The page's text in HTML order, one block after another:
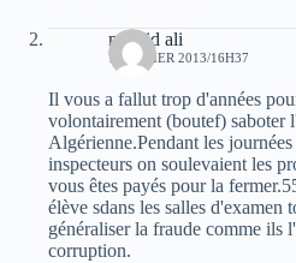
madjid ali
7 JANVIER 2013/16H37
Il vous a fallut trop d'années
volontairement (boutef) saboter
Algérienne.Pendant les
inspecteurs on soulevaient les
vous êtes payés pour la
élève sdans les salles d'examen
généraliser la fraude comme ils
corruption.